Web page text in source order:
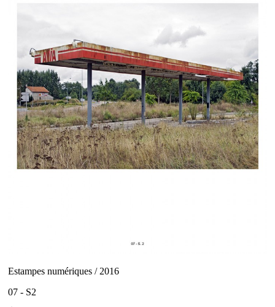
Estampes numériques / 2016
07 - S2